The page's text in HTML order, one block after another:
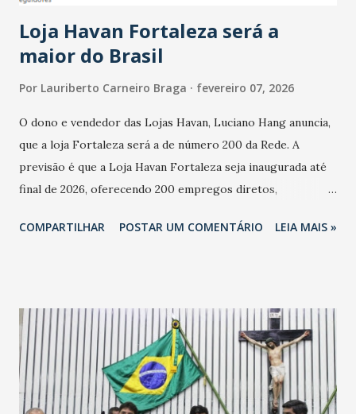
cresceu. De acordo com a pesquisa, 44% dos n...
Loja Havan Fortaleza será a
maior do Brasil
Por Lauriberto Carneiro Braga fevereiro 07, 2026
O dono e vendedor das Lojas Havan, Luciano Hang anuncia,
que a loja Fortaleza será a de número 200 da Rede. A
previsão é que a Loja Havan Fortaleza seja inaugurada até
final de 2026, oferecendo 200 empregos diretos,
Havan Fortaleza ainda não foi anunciada oficialmente, mas
COMPARTILHAR POSTAR UM COMENTÁRIO LEIA MAIS »